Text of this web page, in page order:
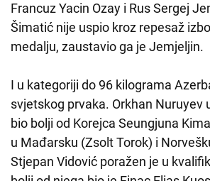
Francuz Yacin Ozay i Rus Sergej
Šimatić nije uspio kroz repesaž
medalju, zaustavio ga je Jemjeljin.
I u kategoriji do 96 kilograma
svjetskog prvaka. Orkhan Nuruyev
bio bolji od Korejca Seungjuna
u Mađarsku (Zsolt Torok) i
Stjepan Vidović poražen je u